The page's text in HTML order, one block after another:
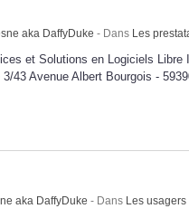
aka DaffyDuke - Dans Les
et Solutions en Logiciels Libre
43 Avenue Albert Bourgois -
aka DaffyDuke - Dans Les usagers